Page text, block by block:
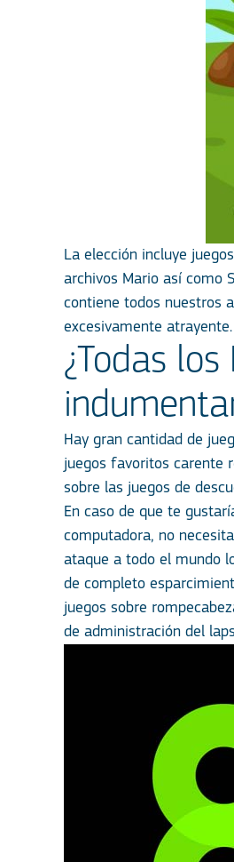
La elección incluye
archivos Mario así­ como
contiene todos nuestros
excesivamente
¿Todas
Hay gran cantidad de
juegos favoritos carente
sobre las juegos de
En caso de que te
computadora, no
ataque a todo el mundo
de completo
juegos sobre
de administración del